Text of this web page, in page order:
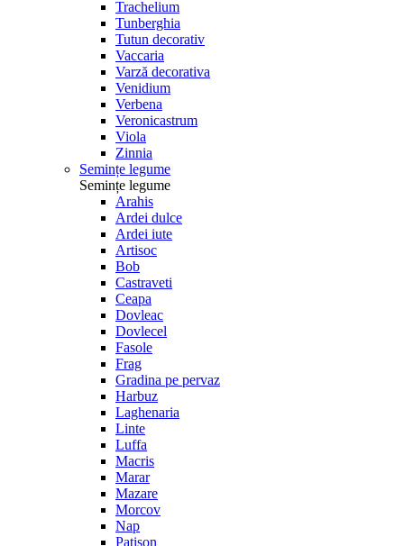
Trachelium
Tunberghia
Tutun decorativ
Vaccaria
Varză decorativa
Venidium
Verbena
Veronicastrum
Viola
Zinnia
Semințe legume
Semințe legume
Arahis
Ardei dulce
Ardei iute
Artisoc
Bob
Castraveti
Ceapa
Dovleac
Dovlecel
Fasole
Frag
Gradina pe pervaz
Harbuz
Laghenaria
Linte
Luffa
Macris
Marar
Mazare
Morcov
Nap
Patison